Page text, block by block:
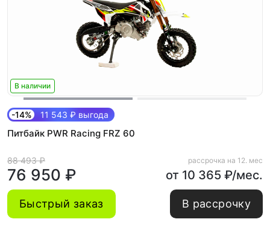
В наличии
-14% 11 543 ₽ выгода
Питбайк PWR Racing FRZ 60
88 493 ₽
76 950 ₽
рассрочка на 12. мес
от 10 365 ₽/мес.
Быстрый заказ В рассрочку